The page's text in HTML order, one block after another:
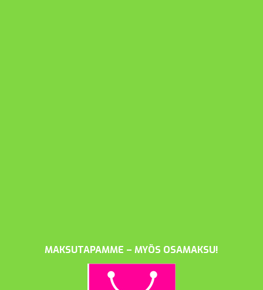
MAKSUTAPAMME – MYÖS OSAMAKSU!